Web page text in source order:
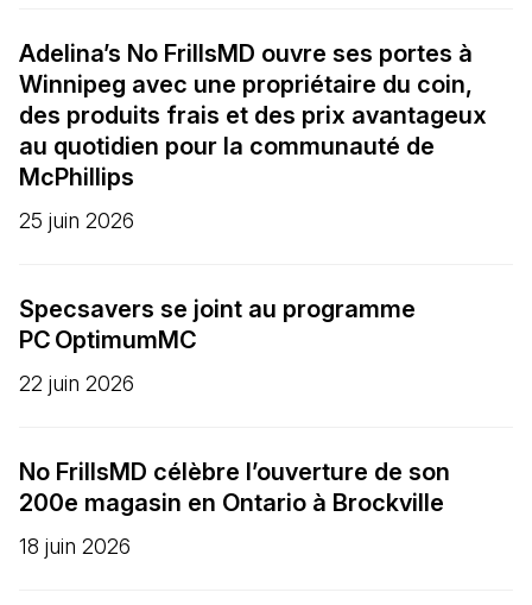
Adelina’s No FrillsMD ouvre ses portes à
Winnipeg avec une propriétaire du coin,
des produits frais et des prix avantageux
au quotidien pour la communauté de
McPhillips
25 juin 2026
Specsavers se joint au programme
PC OptimumMC
22 juin 2026
No FrillsMD célèbre l’ouverture de son
200e magasin en Ontario à Brockville
18 juin 2026